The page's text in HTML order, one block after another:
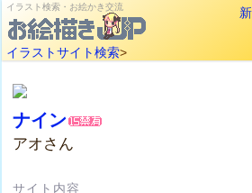
イラスト検索・お絵かき交流
イラストサイト検索>
ナイン
アオさん
サイト内容